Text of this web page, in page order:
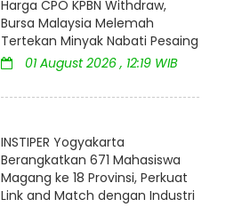
Harga CPO KPBN Withdraw,
Bursa Malaysia Melemah
Tertekan Minyak Nabati Pesaing
01 August 2026 , 12:19 WIB
INSTIPER Yogyakarta
Berangkatkan 671 Mahasiswa
Magang ke 18 Provinsi, Perkuat
Link and Match dengan Industri